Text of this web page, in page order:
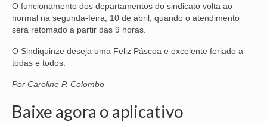
NOSSA HISTÓRIA
SUBSEDES
ARAÇATUBA
BAURU
PRESIDENTE PRUDENTE
O funcionamento dos departamentos do sindicato volta ao
normal na segunda-feira, 10 de abril, quando o atendimento
será retomado a partir das 9 horas.
O Sindiquinze deseja uma Feliz Páscoa e excelente feriado a
todas e todos.
Por Caroline P. Colombo
Baixe agora o aplicativo